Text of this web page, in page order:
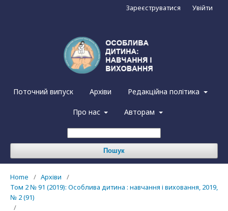
Поточний випуск Архіви Редакційна політика
Про нас Авторам
Пошук
Зареєструватися Увійти
Home / Архіви
/
Том 2 № 91 (2019): Особлива дитина : навчання і виховання, 2019,
№ 2 (91)
/